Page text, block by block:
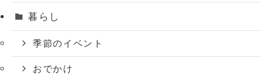
暮らし
季節のイベント
おでかけ